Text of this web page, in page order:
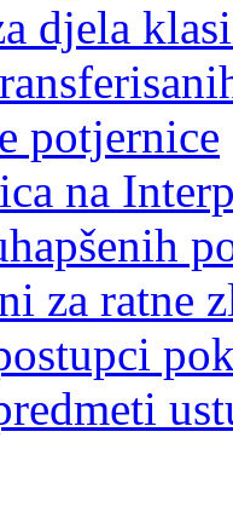
djela
potjernice
na
za ratne